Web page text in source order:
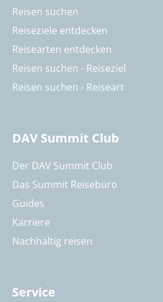
Reisen suchen
Reiseziele entdecken
Reisearten entdecken
Reisen suchen - Reiseziel
Reisen suchen - Reiseart
DAV Summit Club
Der DAV Summit Club
Das Summit Reisebüro
Guides
Karriere
Nachhaltig reisen
Service